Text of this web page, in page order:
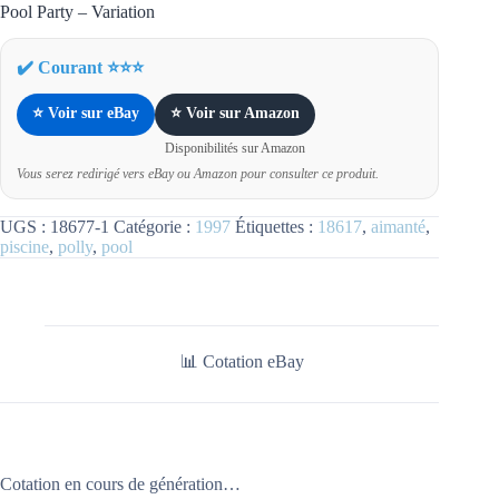
Pool Party – Variation
✔️ Courant ⭐⭐⭐
⭐ Voir sur eBay ⭐ Voir sur Amazon
Disponibilités sur Amazon
Vous serez redirigé vers eBay ou Amazon pour consulter ce produit.
UGS : 18677-1 Catégorie : 1997 Étiquettes : 18617, aimanté,
piscine, polly, pool
📊 Cotation eBay
Cotation en cours de génération…